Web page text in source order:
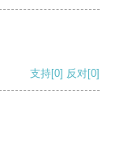
支持[0] 反对[0]